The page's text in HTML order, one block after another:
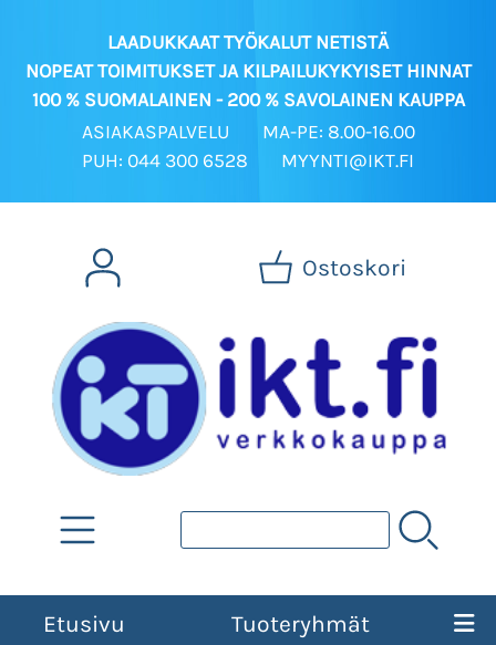
LAADUKKAAT TYÖKALUT NETISTÄ
NOPEAT TOIMITUKSET JA KILPAILUKYKYISET HINNAT
100 % SUOMALAINEN - 200 % SAVOLAINEN KAUPPA
ASIAKASPALVELU
MA-PE: 8.00-16.00
PUH: 044 300 6528
MYYNTI@IKT.FI
Ostoskori
Etusivu Tuoteryhmät